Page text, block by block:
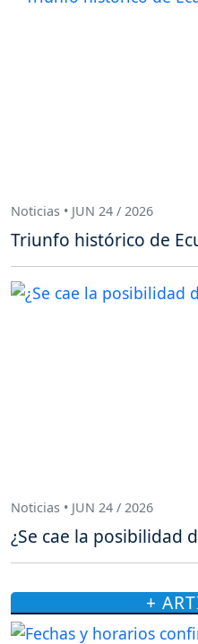
Noticias • JUN 24 / 2026
Triunfo histórico de
Noticias • JUN 24 / 2026
¿Se cae la posibilidad
+